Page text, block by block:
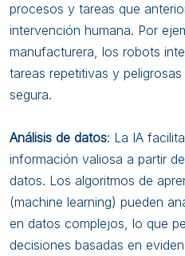
procesos y tareas que
intervención humana. Por
manufacturera, los robots
tareas repetitivas y
segura.
Análisis de datos: La IA
información valiosa a partir
datos. Los algoritmos de
(machine learning) pueden
en datos complejos, lo que
decisiones basadas en